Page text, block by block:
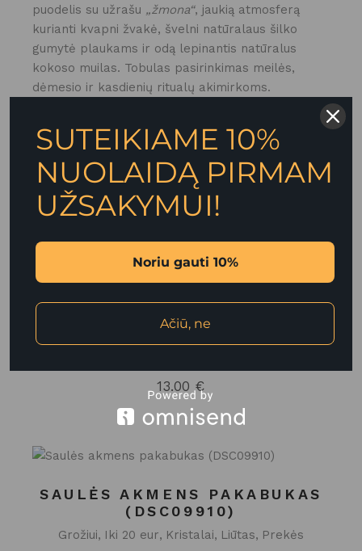
puodelis su užrašu „žmona“, jaukią atmosferą
kurianti kvapni žvakė, švelni natūralaus šilko
gumytė plaukams ir odą lepinantis natūralus
kokoso muilas. Tobulas pasirinkimas meilės,
dėmesio ir kasdienių ritualų akimirkoms.
PANAŠŪS
PRODUKTAI
OBSIDIANO PAKABUKAS
(DSC09900)
13.00 €
SAULĖS AKMENS PAKABUKAS
(DSC09910)
Grožiui Iki 20 eur Kristalai Liūtas Prekės
SUTEIKIAME 10%
NUOLAIDĄ PIRMAM
UŽSAKYMUI!
Noriu gauti 10%
Ačiū, ne